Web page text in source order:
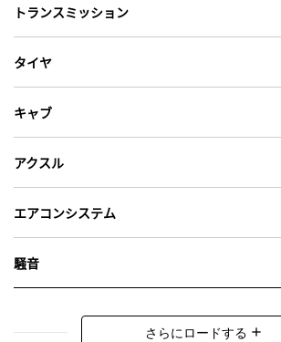
トランスミッション
タイヤ
キャブ
アクスル
エアコンシステム
騒音
さらにロードする add